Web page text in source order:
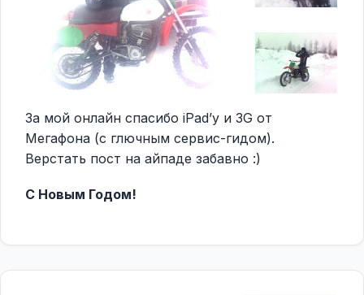
За мой онлайн спасибо iPad’у и 3G от
Мегафона (с глючным сервис-гидом).
Верстать пост на айпаде забавно :)
С Новым Годом!